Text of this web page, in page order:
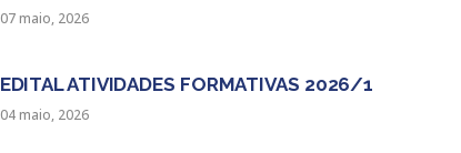
07 maio, 2026
EDITAL ATIVIDADES FORMATIVAS 2026/1
04 maio, 2026